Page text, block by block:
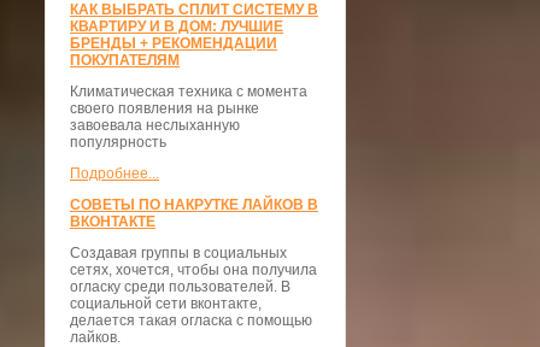
КАК ВЫБРАТЬ СПЛИТ СИСТЕМУ В
КВАРТИРУ И В ДОМ: ЛУЧШИЕ
БРЕНДЫ + РЕКОМЕНДАЦИИ
ПОКУПАТЕЛЯМ
Климатическая техника с момента
своего появления на рынке
завоевала неслыханную
популярность
Подробнее...
СОВЕТЫ ПО НАКРУТКЕ ЛАЙКОВ В
ВКОНТАКТЕ
Создавая группы в социальных
сетях, хочется, чтобы она получила
огласку среди пользователей. В
социальной сети вконтакте,
делается такая огласка с помощью
лайков.